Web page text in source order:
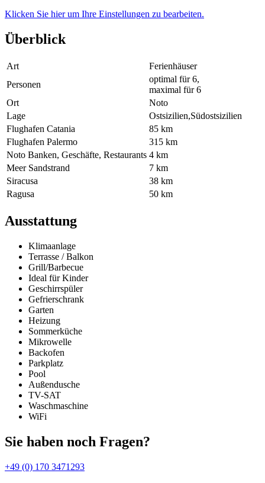
Klicken Sie hier um Ihre Einstellungen zu bearbeiten.
Überblick
Art
Ferienhäuser
Personen
optimal für 6,
maximal für 6
Ort
Noto
Lage
Ostsizilien,Südostsizilien
Flughafen Catania
85 km
Flughafen Palermo
315 km
Noto Banken, Geschäfte, Restaurants 4 km
Meer Sandstrand
7 km
Siracusa
38 km
Ragusa
50 km
Ausstattung
Klimaanlage
Terrasse / Balkon
Grill/Barbecue
Ideal für Kinder
Geschirrspüler
Gefrierschrank
Garten
Heizung
Sommerküche
Mikrowelle
Backofen
Parkplatz
Pool
Außendusche
TV-SAT
Waschmaschine
WiFi
Sie haben noch Fragen?
+49 (0) 170 3471293